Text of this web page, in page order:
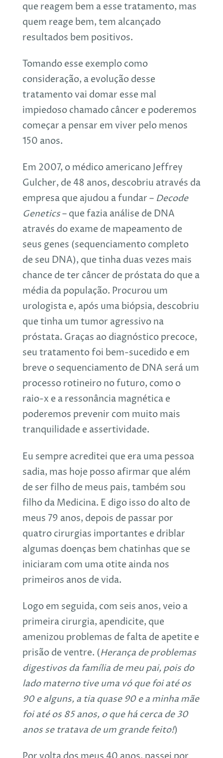
que reagem bem a esse tratamento, mas
quem reage bem, tem alcançado
resultados bem positivos.
Tomando esse exemplo como
consideração, a evolução desse
tratamento vai domar esse mal
impiedoso chamado câncer e poderemos
começar a pensar em viver pelo menos
150 anos.
Em 2007, o médico americano Jeffrey
Gulcher, de 48 anos, descobriu através da
empresa que ajudou a fundar – Decode
Genetics– que fazia análise de DNA
através do exame de mapeamento de
seus genes (sequenciamento completo
de seu DNA), que tinha duas vezes mais
chance de ter câncer de próstata do que a
média da população. Procurou um
urologista e, após uma biópsia, descobriu
que tinha um tumor agressivo na
próstata. Graças ao diagnóstico precoce,
seu tratamento foi bem-sucedido e em
breve o sequenciamento de DNA será um
processo rotineiro no futuro, como o
raio-x e a ressonância magnética e
poderemos prevenir com muito mais
tranquilidade e assertividade.
Eu sempre acreditei que era uma pessoa
sadia, mas hoje posso afirmar que além
de ser filho de meus pais, também sou
filho da Medicina. E digo isso do alto de
meus 79 anos, depois de passar por
quatro cirurgias importantes e driblar
algumas doenças bem chatinhas que se
iniciaram com uma otite ainda nos
primeiros anos de vida.
Logo em seguida, com seis anos, veio a
primeira cirurgia, apendicite, que
amenizou problemas de falta de apetite e
prisão de ventre. (Herança de problemas
digestivos da família de meu pai, pois do
lado materno tive uma vó que foi até os
90 e alguns, a tia quase 90 e a minha mãe
foi até os 85 anos, o que há cerca de 30
anos se tratava de um grande feito!)